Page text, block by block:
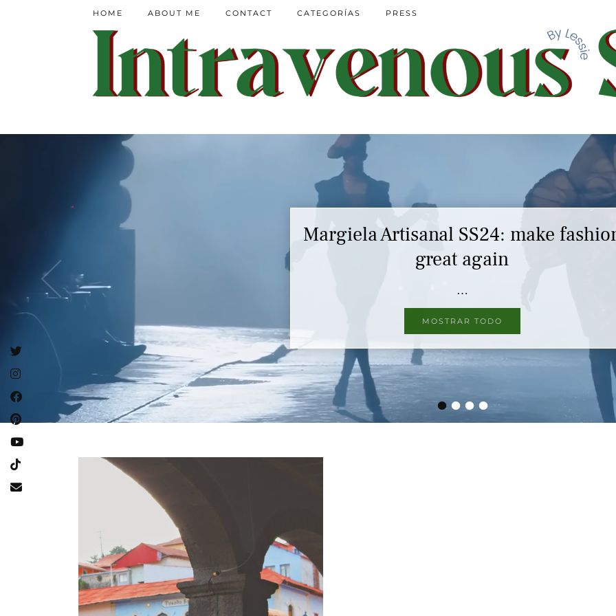
HOME ABOUT ME CONTACT CATEGORÍAS PRESS
••••
Margiela Artisanal SS24: make
great again
…
MOSTRAR TODO